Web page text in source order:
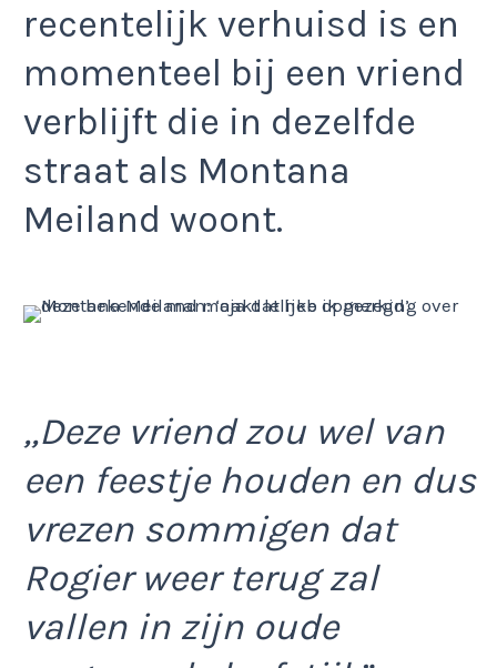
recentelijk verhuisd is en
momenteel bij een vriend
verblijft die in dezelfde
straat als Montana
Meiland woont.
,,Deze vriend zou wel van
een feestje houden en dus
vrezen sommigen dat
Rogier weer terug zal
vallen in zijn oude